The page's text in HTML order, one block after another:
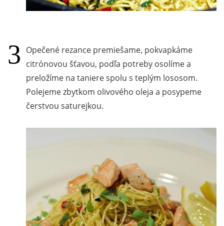
Opečené rezance premiešame, pokvapkáme
citrónovou šťavou, podľa potreby osolíme a
preložíme na taniere spolu s teplým lososom.
Polejeme zbytkom olivového oleja a posypeme
čerstvou saturejkou.